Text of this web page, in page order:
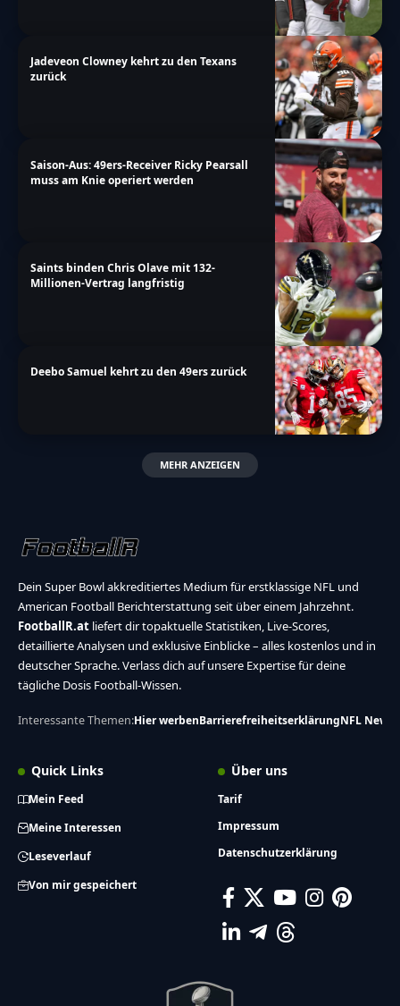
Jadeveon Clowney kehrt zu den Texans
zurück
Saison-Aus: 49ers-Receiver Ricky Pearsall
muss am Knie operiert werden
Saints binden Chris Olave mit 132-
Millionen-Vertrag langfristig
Deebo Samuel kehrt zu den 49ers zurück
MEHR ANZEIGEN
Dein Super Bowl akkreditiertes Medium für erstklassige NFL und
American Football Berichterstattung seit über einem Jahrzehnt.
FootballR.at liefert dir topaktuelle Statistiken, Live-Scores,
detaillierte Analysen und exklusive Einblicke – alles kostenlos und in
deutscher Sprache. Verlass dich auf unsere Expertise für deine
tägliche Dosis Football-Wissen.
Interessante Themen:Hier werbenBarrierefreiheitserklärungNFL News
Quick Links
Mein Feed
Meine Interessen
Leseverlauf
Von mir gespeichert
Über uns
Tarif
Impressum
Datenschutzerklärung